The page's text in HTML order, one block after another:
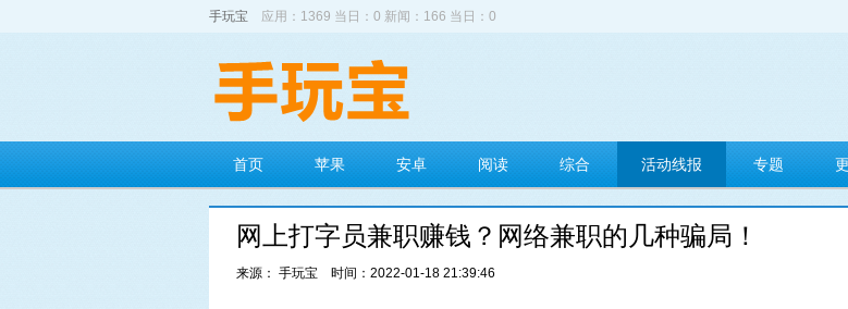
手玩宝 应用：1369 当日：0 新闻：166 当日：0
首页 苹果 安卓 阅读 综合 活动线报 专题
网上打字员兼职赚钱？网络兼职的几种骗局！
来源： 手玩宝 时间：2022-01-18 21:39:46